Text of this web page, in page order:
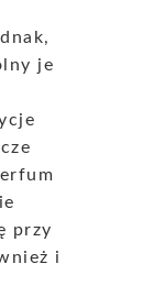
je
przy
i